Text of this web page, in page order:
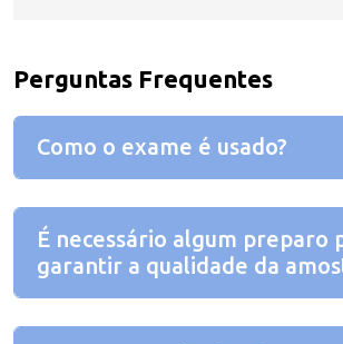
Perguntas Frequentes
Como o exame é usado?
É necessário algum preparo
garantir a qualidade da